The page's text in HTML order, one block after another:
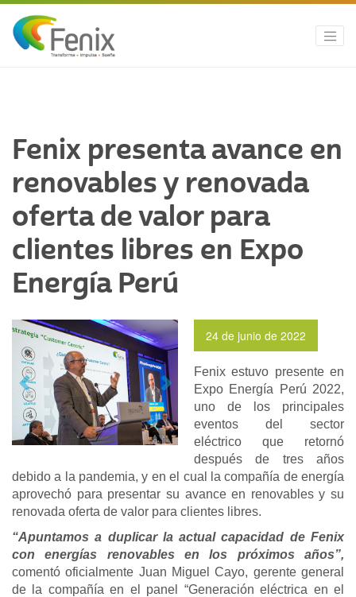
Fenix presenta avance en
renovables y renovada
oferta de valor para
clientes libres en Expo
Energía Perú
Previous Next
24 de junio de 2022
Fenix estuvo presente en
Expo Energía Perú 2022,
uno de los principales
eventos del sector
eléctrico que retornó
después de tres años
debido a la pandemia, y en el cual la compañía de energía
aprovechó para presentar su avance en renovables y su
renovada oferta de valor para clientes libres.
“Apuntamos a duplicar la actual capacidad de Fenix
con energías renovables en los próximos años”,
comentó oficialmente Juan Miguel Cayo, gerente general
de la compañía en el panel “Generación eléctrica en el